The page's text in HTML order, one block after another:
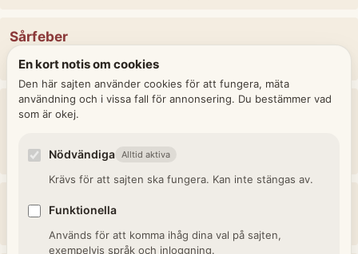
Sårfeber
Infektion i ett sår som spridit sig systemiskt.
Vattusot
eller leversvikt.
Magkatarr
Inflammation eller irritation i magslemhinnan.
En kort notis om cookies
Den här sajten använder cookies för att fungera, mäta
användning och i vissa fall för annonsering. Du bestämmer vad
som är okej.
Nödvändiga Alltid aktiva
Krävs för att sajten ska fungera. Kan inte stängas av.
Funktionella
Används för att komma ihåg dina val på sajten,
exempelvis språk och inloggning.